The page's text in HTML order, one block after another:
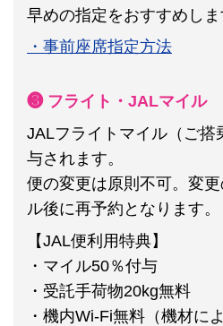
早めの指定をおすすめしま
・事前座席指定方法
❸ フライト・JALマイル
JALフライトマイル（ご搭
与されます。
便の変更は原則不可。 変
ル後に再予約となります。
【JAL便利用特典】
・マイル50％付与
・受託手荷物20kg無料
・機内Wi-Fi無料（機材によ